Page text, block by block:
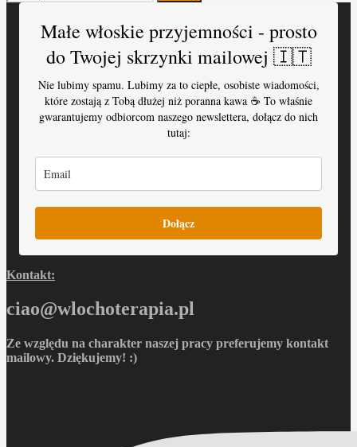
Małe włoskie przyjemności - prosto
do Twojej skrzynki mailowej 🇮🇹
Nie lubimy spamu. Lubimy za to ciepłe, osobiste wiadomości,
które zostają z Tobą dłużej niż poranna kawa ☕️ To właśnie
gwarantujemy odbiorcom naszego newslettera, dołącz do nich
tutaj:
Dołącz
Kontakt:
ciao@wlochoterapia.pl
Ze względu na charakter naszej pracy preferujemy kontakt
mailowy. Dziękujemy! :)